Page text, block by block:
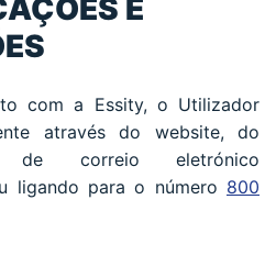
E
com a Essity, o Utilizador
através do website, do
de correio eletrónico
ligando para o número 800